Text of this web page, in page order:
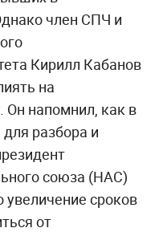
член СПЧ и
Кирилл Кабанов
на
Он напомнил, как в
разбора и
союза (НАС)
сроков
от